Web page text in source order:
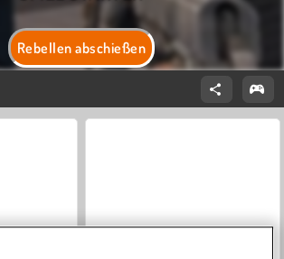
Rebellen abschießen